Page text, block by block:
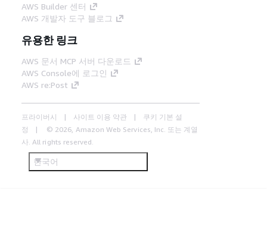
AWS Builder 센터
AWS 개발자 도구 블로그
유용한 링크
AWS 문서 MCP 서버 다운로드
AWS Console에 로그인
AWS re:Post
프라이버시 사이트 이용 약관
쿠키 기본 설
정
© 2026, Amazon Web Services, Inc. 또는 계열
사. All rights reserved.
한국어